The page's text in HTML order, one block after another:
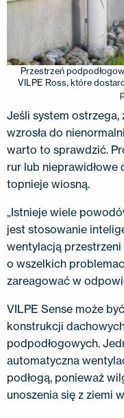
Przestrzeń
VILPE ​​Ross, które
Jeśli system
wzrosła do
warto to sprawdzić.
rur lub nieprawidłowe
topnieje wiosną.
„Istnieje wiele
jest stosowanie
wentylacją
o wszelkich
zareagować w
VILPE ​​Sense może
konstrukcji
podpodłogowych.
automatyczna
podłogą, ponieważ
unoszenia się z ziemi